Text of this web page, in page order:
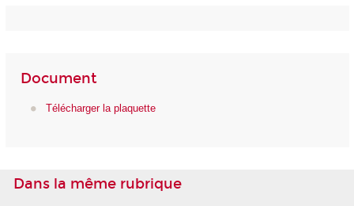
Document
Télécharger la plaquette
Dans la même rubrique